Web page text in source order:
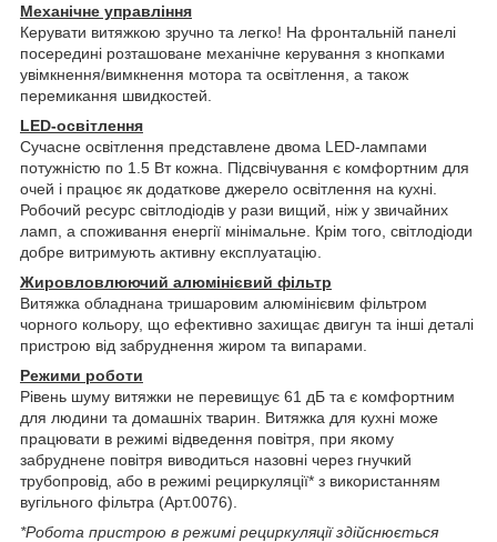
Механічне управління
Керувати витяжкою зручно та легко! На фронтальній панелі
посередині розташоване механічне керування з кнопками
увімкнення/вимкнення мотора та освітлення, а також
перемикання швидкостей.
LED-освітлення
Сучасне освітлення представлене двома LED-лампами
потужністю по 1.5 Вт кожна. Підсвічування є комфортним для
очей і працює як додаткове джерело освітлення на кухні.
Робочий ресурс світлодіодів у рази вищий, ніж у звичайних
ламп, а споживання енергії мінімальне. Крім того, світлодіоди
добре витримують активну експлуатацію.
Жировловлюючий алюмінієвий фільтр
Витяжка обладнана тришаровим алюмінієвим фільтром
чорного кольору, що ефективно захищає двигун та інші деталі
пристрою від забруднення жиром та випарами.
Режими роботи
Рівень шуму витяжки не перевищує 61 дБ та є комфортним
для людини та домашніх тварин. Витяжка для кухні може
працювати в режимі відведення повітря, при якому
забруднене повітря виводиться назовні через гнучкий
трубопровід, або в режимі рециркуляції* з використанням
вугільного фільтра (Арт.0076).
*Робота пристрою в режимі рециркуляції здійснюється